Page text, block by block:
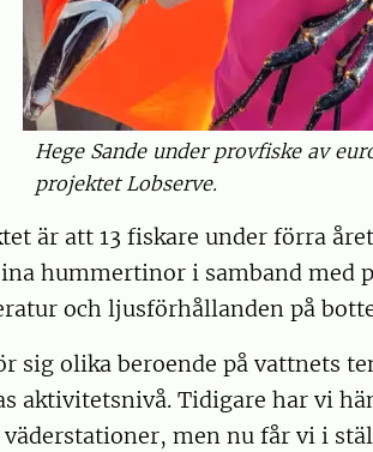
Hege Sande under provfiske av
projektet Lobserve.
är att 13 fiskare under förra
hummertinor i samband med
och ljusförhållanden på
sig olika beroende på vattnets
aktivitetsnivå. Tidigare har vi
men nu får vi i